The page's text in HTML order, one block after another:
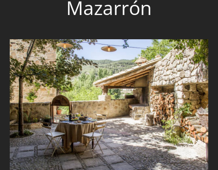
Mazarrón